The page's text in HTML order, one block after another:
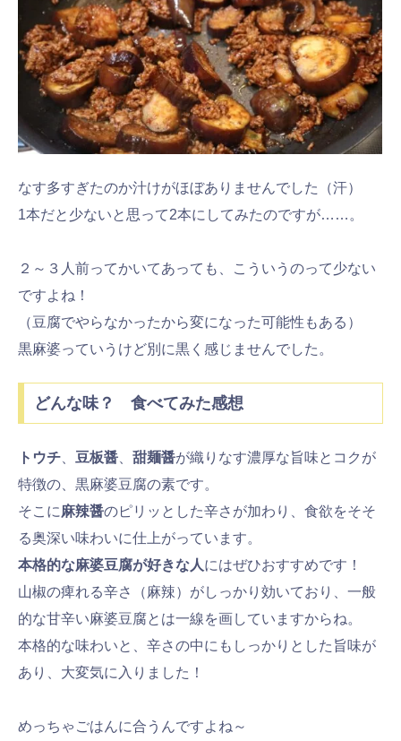
なす多すぎたのか汁けがほぼありませんでした（汗）
1本だと少ないと思って2本にしてみたのですが……。
２～３人前ってかいてあっても、こういうのって少ない
ですよね！
（豆腐でやらなかったから変になった可能性もある）
黒麻婆っていうけど別に黒く感じませんでした。
どんな味？ 食べてみた感想
トウチ 豆板醤 、甜麺醤が織りなす濃厚な旨味とコクが
特徴の、黒麻婆豆腐の素です。
そこに麻辣醤のピリッとした辛さが加わり、食欲をそそ
る奥深い味わいに仕上がっています。
本格的な麻婆豆腐が好きな人にはぜひおすすめです！
山椒の痺れる辛さ（麻辣）がしっかり効いており、一般
的な甘辛い麻婆豆腐とは一線を画していますからね。
本格的な味わいと、辛さの中にもしっかりとした旨味が
あり、大変気に入りました！
めっちゃごはんに合うんですよね～